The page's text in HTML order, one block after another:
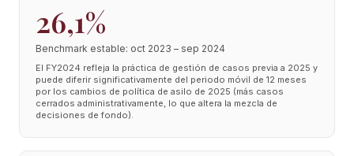
26,1%
Benchmark estable: oct 2023 – sep 2024
El FY2024 refleja la práctica de gestión de casos previa a 2025 y
puede diferir significativamente del periodo móvil de 12 meses
por los cambios de política de asilo de 2025 (más casos
cerrados administrativamente, lo que altera la mezcla de
decisiones de fondo).